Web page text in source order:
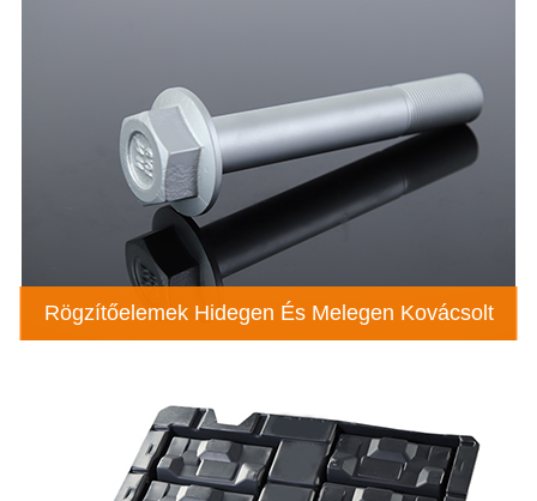
Rögzítőelemek Hidegen És Melegen Kovácsolt